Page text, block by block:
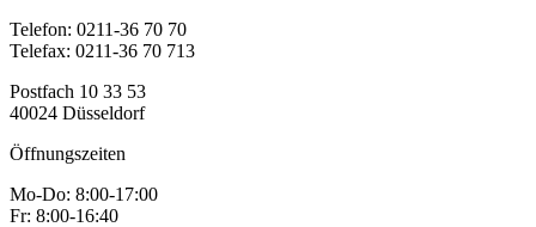
Telefon: 0211-36 70 70
Telefax: 0211-36 70 713
Postfach 10 33 53
40024 Düsseldorf
Öffnungszeiten
Mo-Do: 8:00-17:00
Fr: 8:00-16:40